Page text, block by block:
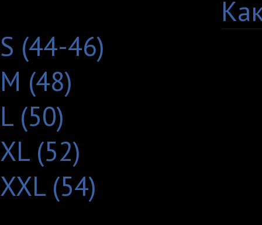
S (44-46)
M (48)
L (50)
XL (52)
XXL (54)